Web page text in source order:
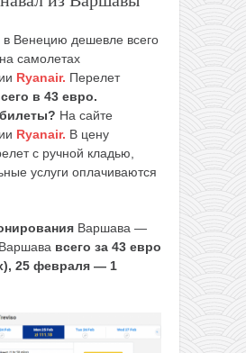
Венецию дешевле всего
самолетах
Ryanair. Перелет
в 43 евро.
На сайте
Ryanair. В цену
с ручной кладью,
услуги оплачиваются
Варшава —
всего за 43 евро
25 февраля — 1